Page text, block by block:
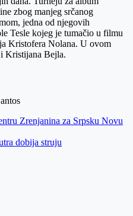
zbog manjeg srčanog
jedna od njegovih
Tesle kojeg je tumačio u filmu
Kristofera Nolana. U ovom
Kristijana Bejla.
Zrenjanina za Srpsku Novu
dobija struju